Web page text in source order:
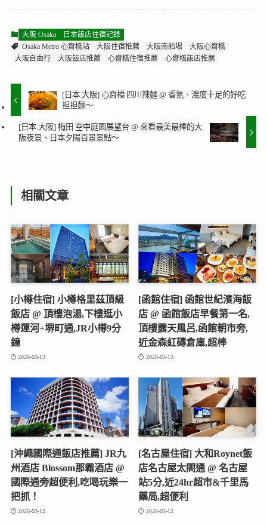
大阪 Osaka
日本飯店住宿記錄
Osaka Metro 心齋橋站
大阪住宿推薦 大阪南船場
大阪心齋橋
大阪自由行
大阪飯店推薦 心齋橋住宿推薦 心齋橋飯店推薦
[日本.大阪] 心齋橋 四川辣麵 @ 香氣、濃度十足的好吃
担担麵～
[日本.大阪] 梅田 空中庭園展望台 @ 來看最美最棒的大
阪夜景、日本夕陽百景景點～
相關文章
[小樽住宿] 小樽格里茲頂級
飯店 @ 頂樓泡湯,下樓逛小
樽運河+堺町通,JR小樽9分
鐘
2026-03-13
[函館住宿] 函館世紀濱海飯
店 @ 函館飯店早餐第一名,
頂樓露天風呂,函館朝市旁,
近金森紅磚倉庫,超棒
2026-03-13
[沖繩國際通飯店推薦] JR九
州酒店 Blossom那霸酒店 @
國際通旁超便利,吃喝玩樂一
把抓！
2026-03-12
[名古屋住宿] 大和Roynet飯
店名古屋太閤通 @ 名古屋
站5分,近24hr超市&千里馬
藥局,超便利
2026-03-12